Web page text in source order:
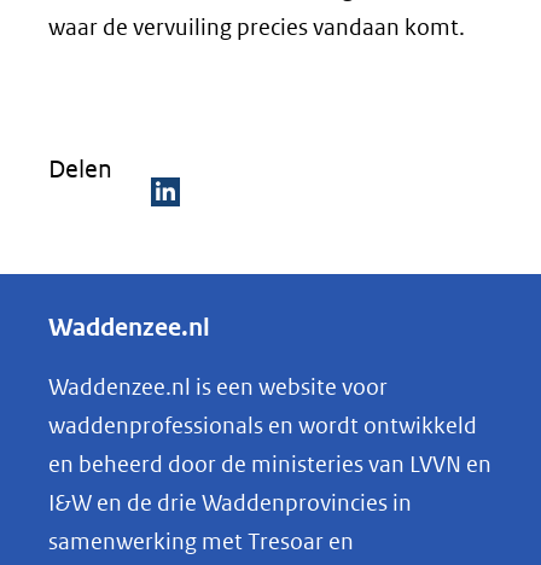
waar de vervuiling precies vandaan komt.
Delen
e
e
n
o
p
Waddenzee.nl
Waddenzee.nl is een website voor
waddenprofessionals en wordt ontwikkeld
en beheerd door de ministeries van LVVN en
I&W en de drie Waddenprovincies in
samenwerking met Tresoar en